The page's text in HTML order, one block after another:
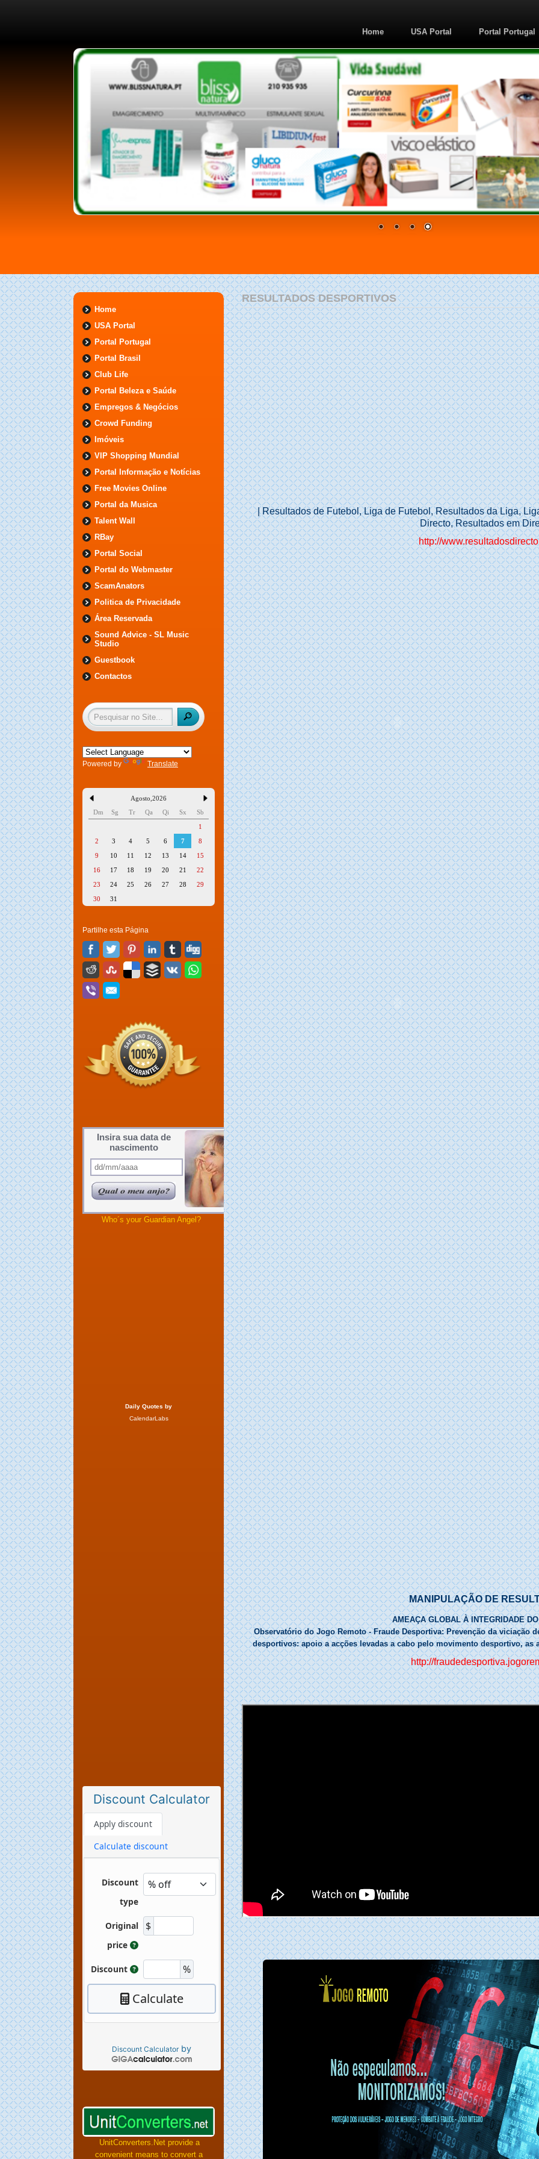
Home USA Portal Portal Portugal
Home
USA Portal
Portal Portugal
Portal Brasil
Club Life
Portal Beleza e Saúde
Empregos & Negócios
Crowd Funding
Imóveis
VIP Shopping Mundial
Portal Informação e Notícias
Free Movies Online
Portal da Musica
Talent Wall
RBay
Portal Social
Portal do Webmaster
ScamAnators
Politica de Privacidade
Área Reservada
Sound Advice - SL Music
Studio
Guestbook
Contactos
Powered by Translate
Agosto 2026
Dm
Sg Tr Qa Qi Sx
Sb
1
2
3 4 5 6 7
8
9
10 11 12 13 14
15
16
17 18 19 20 21
22
23
24 25 26 27 28
29
30
31
Partilhe esta Página
Insira sua data de
nascimento
Who´s your Guardian Angel?
Daily Quotes by
CalendarLabs
Discount Calculator
Discount Calculatorby
UnitConverters.Net provide a
convenient means to convert a
RESULTADOS DESPORTIVOS
| Resultados de Futebol, Liga de Futebol, Resultados da Liga,
Directo, Resultados em
http://
MANIPULAÇÃO DE
AMEAÇA GLOBAL À INTEGRIDADE
Observatório do Jogo Remoto - Fraude Desportiva: Prevenção da viciação
desportivos: apoio a acções levadas a cabo pelo movimento desportivo,
http://